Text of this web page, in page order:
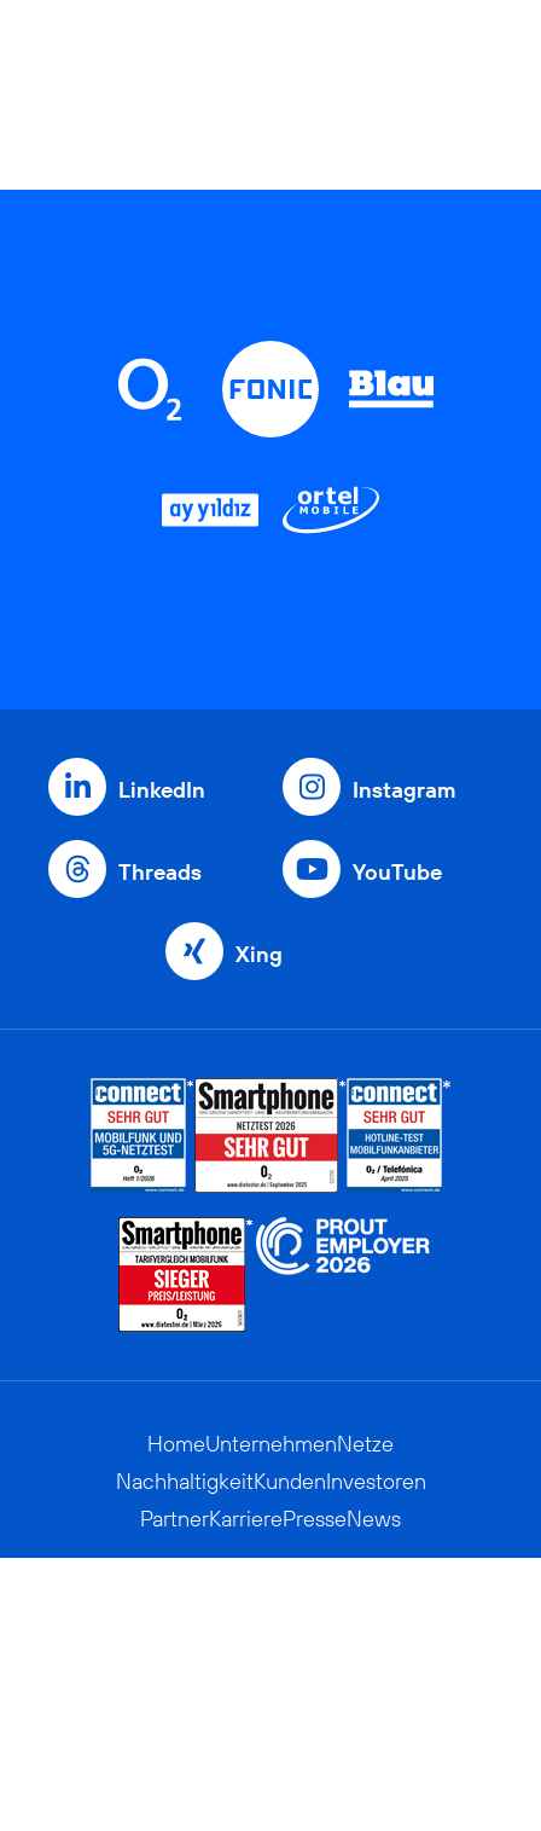
LinkedIn Instagram
Threads YouTube
Xing
HomeUnternehmenNetze
NachhaltigkeitKundenInvestoren
PartnerKarrierePresseNews